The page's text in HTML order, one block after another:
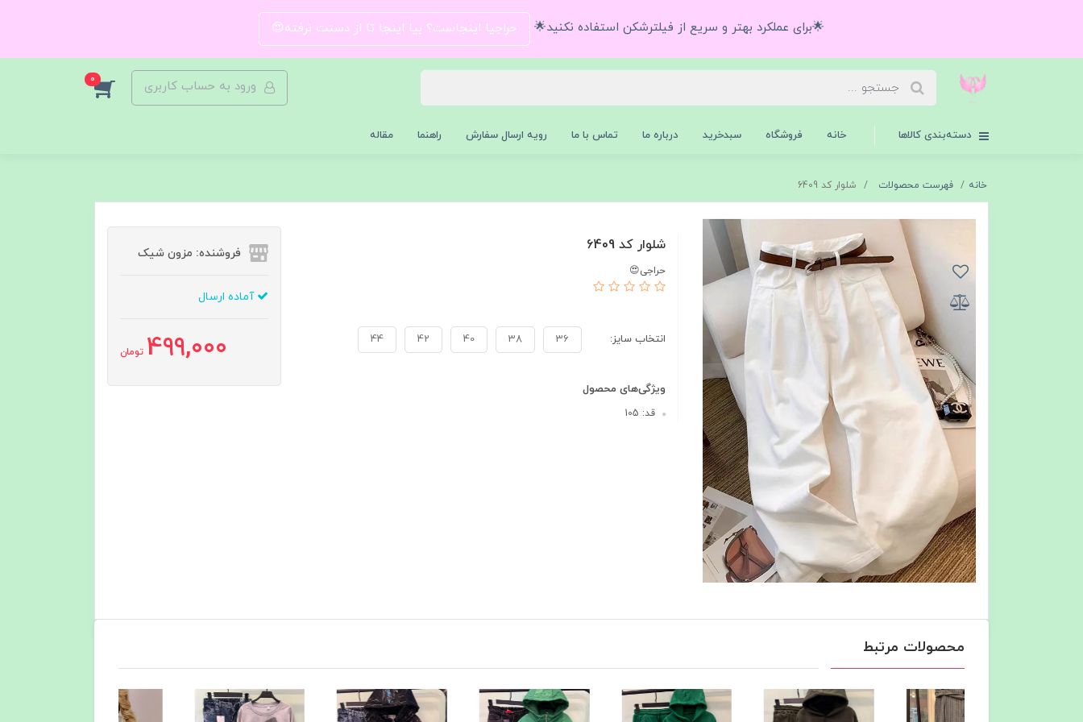
🌟برای عملکرد بهتر و سریع از فیلترشکن استفاده نکنید🌟 حراجیا اینجاست؟ بیا اینجا تا از دستت نرفته😍
ورود به حساب کاربری 0
دسته‌بندی کالاها خانه فروشگاه سبدخرید درباره ما تماس با ما رویه ارسال سفارش راهنما مقاله
خانه فهرست محصولات شلوار کد 6409
شلوار کد 6409
حراجی😍
انتخاب سایز: 36
38
40
42
44
ویژگی‌های محصول
قد: 105
فروشنده: مزون شیک
آماده ارسال
499,000 تومان
محصولات مرتبط